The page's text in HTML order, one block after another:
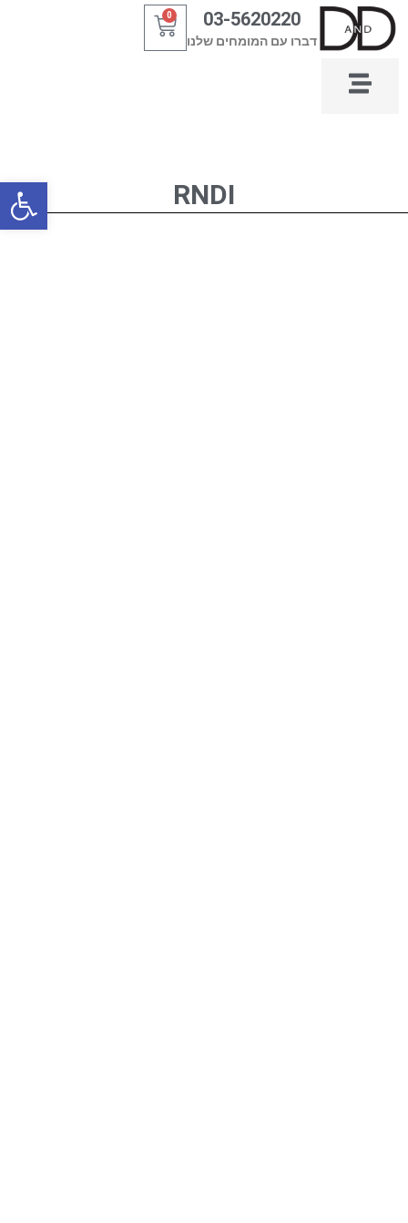
דילוג
לתוכן
03-5620220
דברו עם המומחים שלנו
0
עגלת
קניות
RNDI פתח